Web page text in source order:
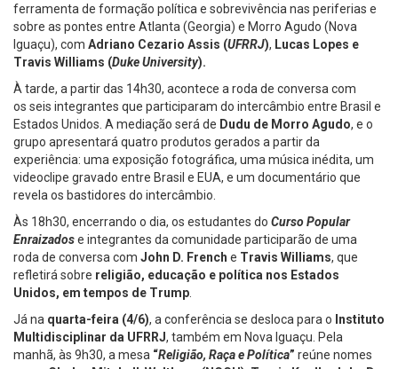
ferramenta de formação política e sobrevivência nas periferias e
sobre as pontes entre Atlanta (Georgia) e Morro Agudo (Nova
Iguaçu), com Adriano Cezario Assis (UFRRJ), Lucas Lopes e
Travis Williams (Duke University).
À tarde, a partir das 14h30, acontece a roda de conversa com
os seis integrantes que participaram do intercâmbio entre Brasil e
Estados Unidos. A mediação será de Dudu de Morro Agudo, e o
grupo apresentará quatro produtos gerados a partir da
experiência: uma exposição fotográfica, uma música inédita, um
videoclipe gravado entre Brasil e EUA, e um documentário que
revela os bastidores do intercâmbio.
Às 18h30, encerrando o dia, os estudantes do Curso Popular
Enraizadose integrantes da comunidade participarão de uma
roda de conversa com John D. French e Travis Williams, que
refletirá sobre religião, educação e política nos Estados
Unidos, em tempos de Trump
Já na quarta-feira (4/6), a conferência se desloca para o Instituto
Multidisciplinar da UFRRJ, também em Nova Iguaçu. Pela
manhã, às 9h30, a mesa “Religião, Raça e Política” reúne nomes